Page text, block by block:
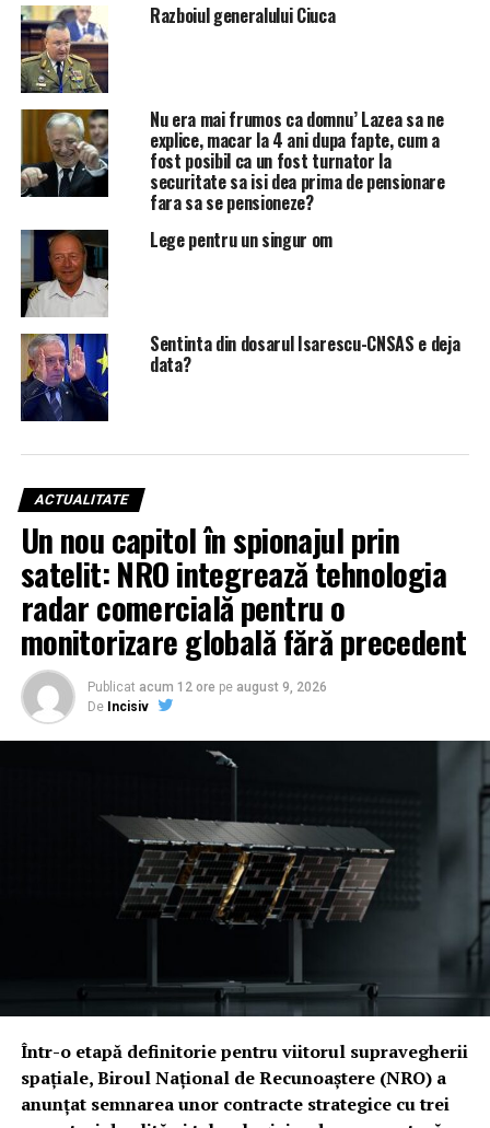
Razboiul generalului Ciuca
Nu era mai frumos ca domnu’ Lazea sa ne
explice, macar la 4 ani dupa fapte, cum a
fost posibil ca un fost turnator la
securitate sa isi dea prima de pensionare
fara sa se pensioneze?
Lege pentru un singur om
Sentinta din dosarul Isarescu-CNSAS e deja
data?
ACTUALITATE
Un nou capitol în spionajul prin
satelit: NRO integrează tehnologia
radar comercială pentru o
monitorizare globală fără precedent
Publicat acum 12 ore pe august 9, 2026
De Incisiv
Într-o etapă definitorie pentru viitorul supravegherii
spațiale, Biroul Național de Recunoaștere (NRO) a
anunțat semnarea unor contracte strategice cu trei